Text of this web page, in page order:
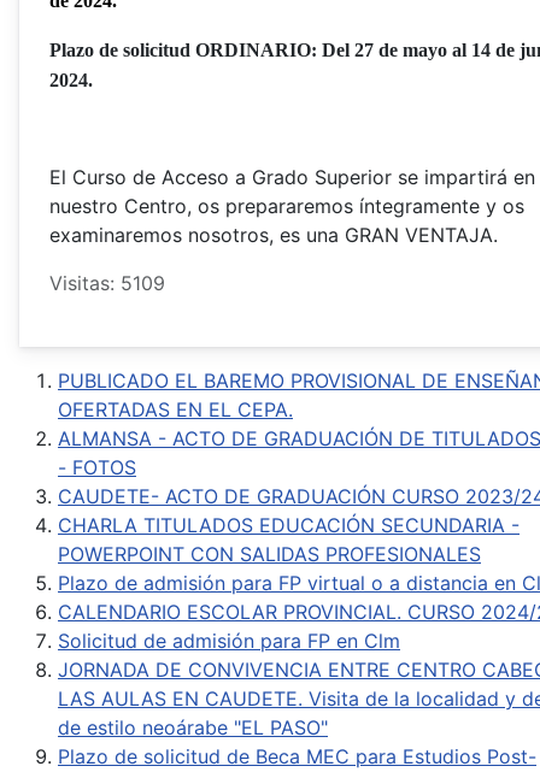
Plazo de solicitud ORDINARIO: Del 27 de mayo al 14 de
2024.
El Curso de Acceso a Grado Superior se impartirá en
nuestro Centro, os prepararemos íntegramente y os
examinaremos nosotros, es una GRAN VENTAJA.
Visitas: 5109
PUBLICADO EL BAREMO PROVISIONAL DE
OFERTADAS EN EL CEPA.
ALMANSA - ACTO DE GRADUACIÓN DE
- FOTOS
CAUDETE- ACTO DE GRADUACIÓN CURSO 2023/
CHARLA TITULADOS EDUCACIÓN SECUNDARIA -
POWERPOINT CON SALIDAS PROFESIONALES
Plazo de admisión para FP virtual o a distancia en
CALENDARIO ESCOLAR PROVINCIAL. CURSO
Solicitud de admisión para FP en Clm
JORNADA DE CONVIVENCIA ENTRE CENTRO
LAS AULAS EN CAUDETE. Visita de la localidad y
de estilo neoárabe "EL PASO"
Plazo de solicitud de Beca MEC para Estudios Post-